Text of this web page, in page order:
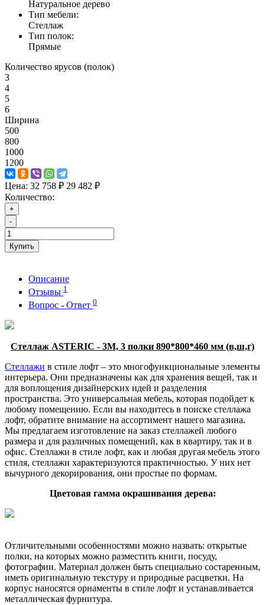
Натуральное дерево
Тип мебели:
Стеллаж
Тип полок:
Прямые
Количество ярусов (полок)
3
4
5
6
Ширина
500
800
1000
1200
Цена: 32 758 ₽ 29 482 ₽
Количество:
+
-
Купить
Описание
Отзывы 1
Вопрос - Ответ 0
Стеллаж ASTERIC - 3M, 3 полки 890*800*460 мм (в,ш,г)
Стеллажи в стиле лофт – это многофункциональные элементы
интерьера. Они предназначены как для хранения вещей, так и
для воплощения дизайнерских идей и разделения
пространства. Это универсальная мебель, которая подойдет к
любому помещению. Если вы находитесь в поиске стеллажа
лофт, обратите внимание на ассортимент нашего магазина.
Мы предлагаем изготовление на заказ стеллажей любого
размера и для различных помещений, как в квартиру, так и в
офис. Стеллажи в стиле лофт, как и любая другая мебель этого
стиля, стеллажи характеризуются практичностью. У них нет
вычурного декорирования, они простые по формам.
Цветовая гамма окрашивания дерева:
Отличительными особенностями можно назвать: открытые
полки, на которых можно разместить книги, посуду,
фотографии. Материал должен быть специально состаренным,
иметь оригинальную текстуру и природные расцветки. На
корпус наносятся орнаменты в стиле лофт и устанавливается
металлическая фурнитура.